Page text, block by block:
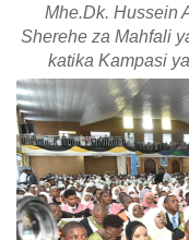
Mhe.Dk. Hussein
Sherehe za Mahfali
katika Kampasi